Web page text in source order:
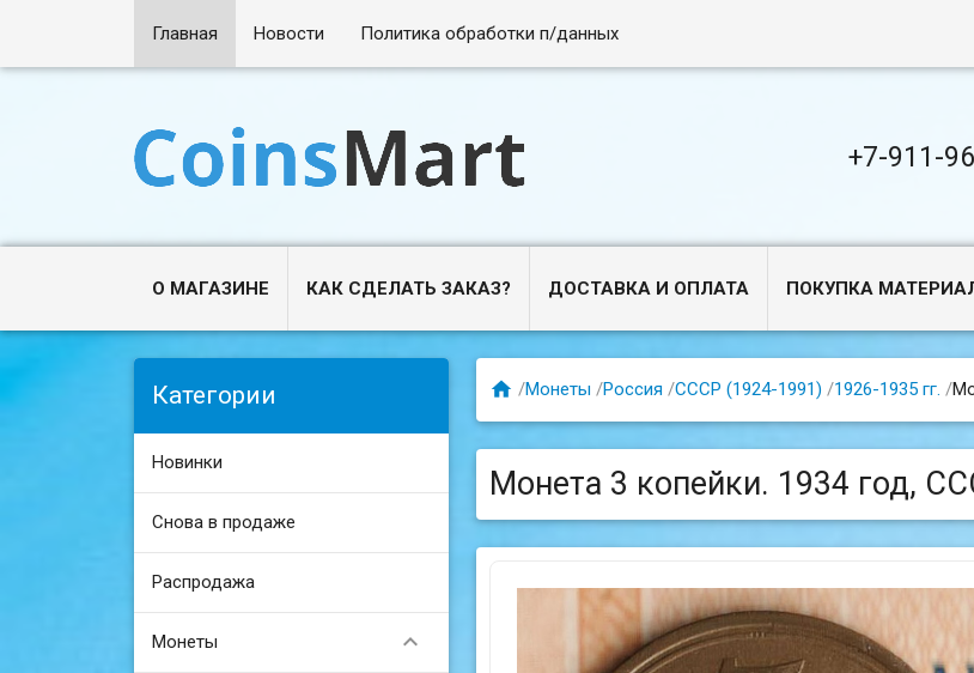
Главная Новости Политика обработки п/данных
+7-911-
О МАГАЗИНЕ КАК СДЕЛАТЬ ЗАКАЗ? ДОСТАВКА И ОПЛАТА ПОКУПКА
Категории
Новинки
Снова в продаже
Распродажа
Монеты 
 /Монеты /Россия /СССР (1924-1991) /1926-1935 гг. /
Монета 3 копейки. 1934 год,